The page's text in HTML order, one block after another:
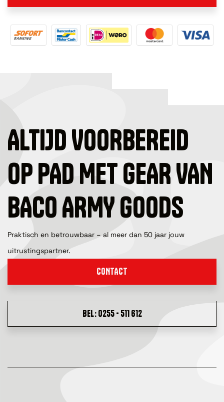
ALTIJD VOORBEREID
OP PAD MET GEAR VAN
BACO ARMY GOODS
Praktisch en betrouwbaar – al meer dan 50 jaar jouw
uitrustingspartner.
CONTACT
BEL: 0255 - 511 612